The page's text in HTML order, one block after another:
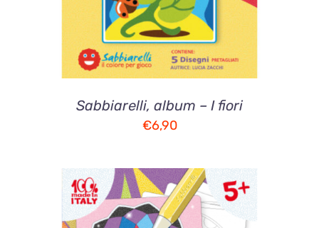
Sabbiarelli, album – I fiori
€6,90